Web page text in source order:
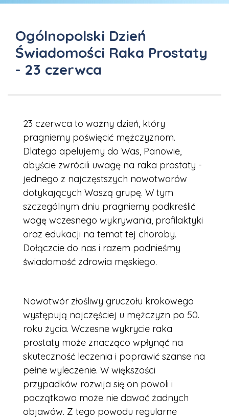
Ogólnopolski Dzień
Świadomości Raka Prostaty
- 23 czerwca
23 czerwca to ważny dzień, który
pragniemy poświęcić mężczyznom.
Dlatego apelujemy do Was, Panowie,
abyście zwrócili uwagę na raka prostaty -
jednego z najczęstszych nowotworów
dotykających Waszą grupę. W tym
szczególnym dniu pragniemy podkreślić
wagę wczesnego wykrywania, profilaktyki
oraz edukacji na temat tej choroby.
Dołączcie do nas i razem podnieśmy
świadomość zdrowia męskiego.
Nowotwór złośliwy gruczołu krokowego
występują najczęściej u mężczyzn po 50.
roku życia. Wczesne wykrycie raka
prostaty może znacząco wpłynąć na
skuteczność leczenia i poprawić szanse na
pełne wyleczenie. W większości
przypadków rozwija się on powoli i
początkowo może nie dawać żadnych
objawów. Z tego powodu regularne